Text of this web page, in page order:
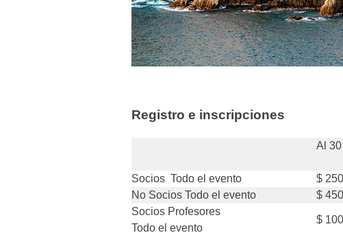
Registro e inscripciones
Al
Socios Todo el evento
$
No Socios Todo el evento
$
Socios Profesores
Todo el evento
$